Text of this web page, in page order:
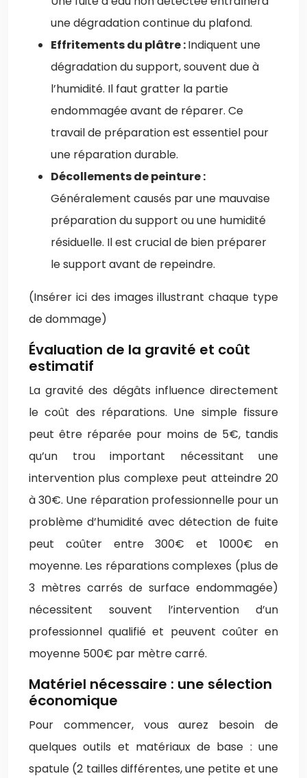
une dégradation continue du plafond.
Effritements du plâtre :Indiquent une
dégradation du support, souvent due à
l’humidité. Il faut gratter la partie
endommagée avant de réparer. Ce
travail de préparation est essentiel pour
une réparation durable.
Décollements de peinture :
Généralement causés par une mauvaise
préparation du support ou une humidité
résiduelle. Il est crucial de bien préparer
le support avant de repeindre.
(Insérer ici des images illustrant chaque type
de dommage)
Évaluation de la gravité et coût
estimatif
La gravité des dégâts influence directement
le coût des réparations. Une simple fissure
peut être réparée pour moins de 5€, tandis
qu’un trou important nécessitant une
intervention plus complexe peut atteindre 20
à 30€. Une réparation professionnelle pour un
problème d’humidité avec détection de fuite
peut coûter entre 300€ et 1000€ en
moyenne. Les réparations complexes (plus de
3 mètres carrés de surface endommagée)
nécessitent souvent l’intervention d’un
professionnel qualifié et peuvent coûter en
moyenne 500€ par mètre carré.
Matériel nécessaire : une sélection
économique
Pour commencer, vous aurez besoin de
quelques outils et matériaux de base : une
spatule (2 tailles différentes, une petite et une